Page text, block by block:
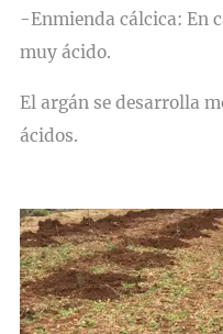
-Enmienda cálcica: En
muy ácido.
El argán se desarrolla
ácidos.